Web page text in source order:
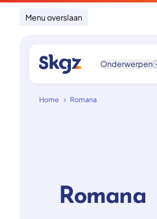
Menu overslaan
Onderwerpen
Home Romana
Romana